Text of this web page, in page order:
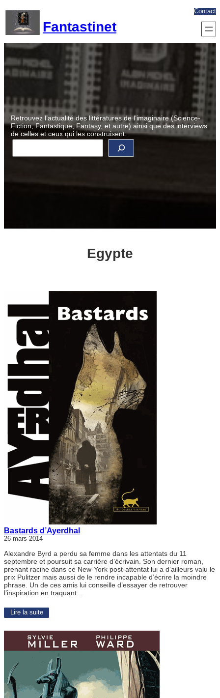
contenu
Fantastinet
Contact
Retrouvez l’actualité des littératures de l’imaginaire (Science-
Fiction, Fantastique, Fantasy, et autre) ainsi que des interviews
de celles et ceux qui les construisent.
R
c
Egypte
Bastards d’Ayerdhal
26 mars 2014
Alexandre Byrd a perdu sa femme dans les attentats du 11
septembre et poursuit sa carrière d’écrivain. Son dernier roman,
prenant racine dans ce New-York post-attentat lui a d’ailleurs valu le
prix Pulitzer mais aussi de le rendre incapable d’écrire la moindre
phrase. Un de ces amis lui conseille d’essayer de retrouver
l’inspiration en traquant…
Lire la suite